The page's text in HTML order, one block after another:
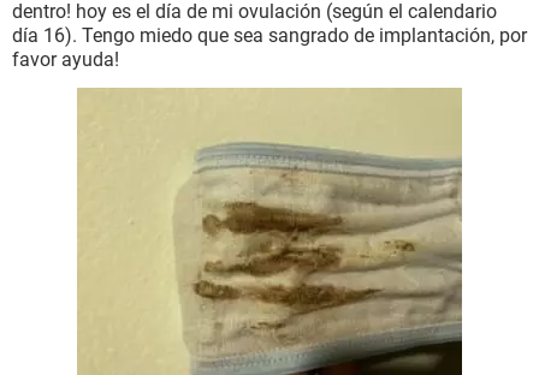
SEXUALIDAD
GLOSARIO
dentro! hoy es el día de mi ovulación (según el calendario
día 16). Tengo miedo que sea sangrado de implantación, por
favor ayuda!